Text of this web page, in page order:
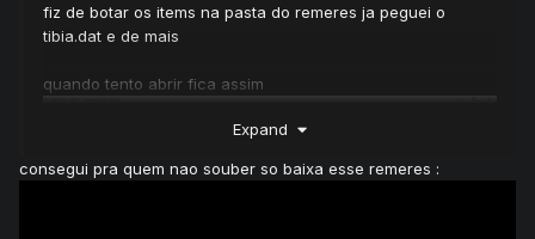
fiz de botar os items na pasta do remeres ja peguei o
tibia.dat e de mais
quando tento abrir fica assim
Expand
consegui pra quem nao souber so baixa esse remeres :